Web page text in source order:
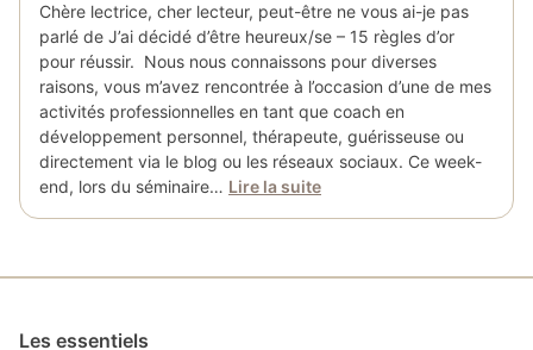
Chère lectrice, cher lecteur, peut-être ne vous ai-je pas
parlé de J’ai décidé d’être heureux/se – 15 règles d’or
pour réussir. Nous nous connaissons pour diverses
raisons, vous m’avez rencontrée à l’occasion d’une de mes
activités professionnelles en tant que coach en
développement personnel, thérapeute, guérisseuse ou
directement via le blog ou les réseaux sociaux. Ce week-
end, lors du séminaire… Lire la suite
Les essentiels